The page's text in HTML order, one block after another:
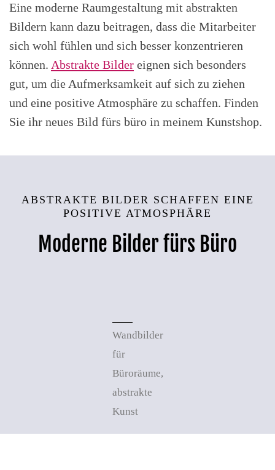
Eine moderne Raumgestaltung mit abstrakten
Bildern kann dazu beitragen, dass die Mitarbeiter
sich wohl fühlen und sich besser konzentrieren
können. Abstrakte Bilder eignen sich besonders
gut, um die Aufmerksamkeit auf sich zu ziehen
und eine positive Atmosphäre zu schaffen. Finden
Sie ihr neues Bild fürs büro in meinem Kunstshop.
ABSTRAKTE BILDER SCHAFFEN EINE
POSITIVE ATMOSPHÄRE
Moderne Bilder fürs Büro
Wandbilder
für
Büroräume,
abstrakte
Kunst